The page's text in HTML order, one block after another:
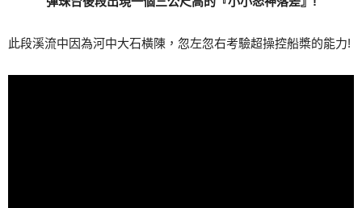
此段溪流中因為河中大石橫陳，忽左忽右考驗超操控船槳的能力!